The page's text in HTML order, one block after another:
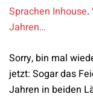
Sprachen Inhouse.
Jahren…
Sorry, bin mal
jetzt: Sogar das
Jahren in beiden